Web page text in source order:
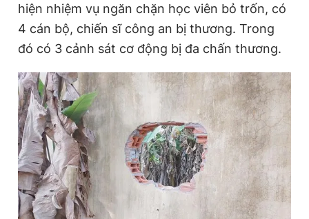
hiện nhiệm vụ ngăn chặn học viên bỏ trốn, có
4 cán bộ, chiến sĩ công an bị thương. Trong
đó có 3 cảnh sát cơ động bị đa chấn thương.